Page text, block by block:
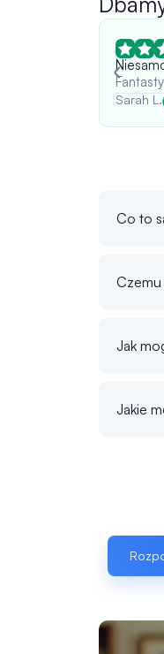
Sarah L.
Co to
Jak
Jakie